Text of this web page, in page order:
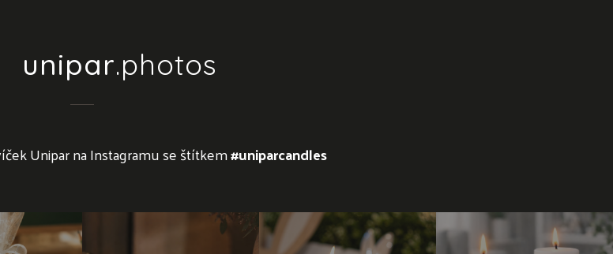
unipar.photos
Unipar na Instagramu se štítkem#uniparcandles